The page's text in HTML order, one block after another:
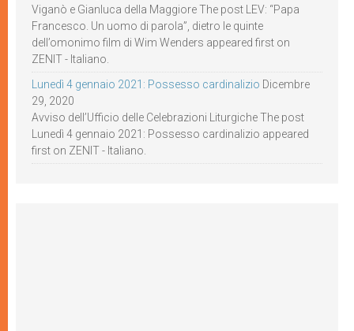
Viganò e Gianluca della Maggiore The post LEV: “Papa
Francesco. Un uomo di parola”, dietro le quinte
dell’omonimo film di Wim Wenders appeared first on
ZENIT - Italiano.
Lunedì 4 gennaio 2021: Possesso cardinalizio Dicembre
29, 2020
Avviso dell’Ufficio delle Celebrazioni Liturgiche The post
Lunedì 4 gennaio 2021: Possesso cardinalizio appeared
first on ZENIT - Italiano.